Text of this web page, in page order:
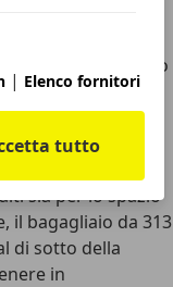
| Elenco fornitori
tutto
alla spina,
suo ruolo di auto
stradale
rinunce. La
che
sia per lo spazio
il bagagliaio da 313
di sotto della
in